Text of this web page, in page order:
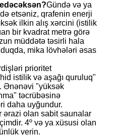
Gündə və ya
etsəniz, qrafenin enerji
ilkin alış xərcini (istilik
bir kvadrat metrə görə
müddətə təsirli hala
mika lövhələri əsas
prioritet
istilik və aşağı quruluq"
Ənənəvi "yüksək
təcrübəsinə
daha uyğundur.
ərazi olan sabit saunalar
4º və ya xüsusi olan
verin.